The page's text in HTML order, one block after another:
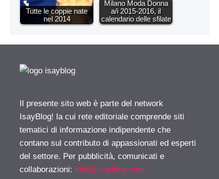
Tutte le coppie nate
nel 2014
Milano Moda Donna
a/i 2015-2016, il
calendario delle sfilate
Il presente sito web è parte del network
IsayBlog! la cui rete editoriale comprende siti
tematici di informazione indipendente che
contano sul contributo di appassionati ed esperti
del settore. Per pubblicità, comunicati e
collaborazioni: info@isayblog.com